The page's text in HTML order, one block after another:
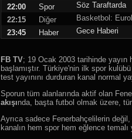
22:00
Spor
Söz Taraftarda
22:15
Diğer
Basketbol:
23:45
Haber Gece Haberi
FB TV; 19 Ocak 2003 tarihinde yayın
başlamıştır. Türkiye'nin ilk spor
test yayınını durduran kanal normal
Sporun tüm alanlarında aktif olan
akışında, başta futbol olmak üzere,
Ayrıca sadece Fenerbahçelilerin
kanalın hem spor hem eğlence temalı